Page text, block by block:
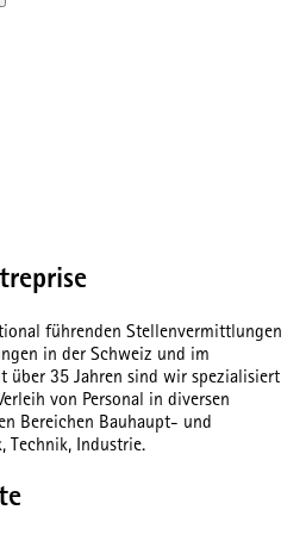
führenden Stellenvermittlungen
in der Schweiz und im
über 35 Jahren sind wir spezialisiert
von Personal in diversen
Bereichen Bauhaupt- und
Technik, Industrie.